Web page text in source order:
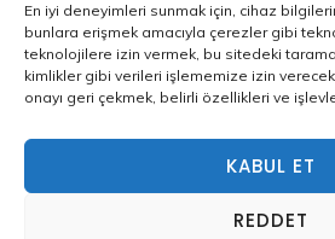
En iyi deneyimleri sunmak için, cihaz
bunlara erişmek amacıyla çerezler gibi
teknolojilere izin vermek, bu sitedeki
kimlikler gibi verileri işlememize izin
onayı geri çekmek, belirli özellikleri ve
KABUL ET
REDDET
© Telif Hakkı2026
Builders Landing Page
GeliştirilmiştirRara
desteklenmektedir
Hangi çerezleri kullandığımız